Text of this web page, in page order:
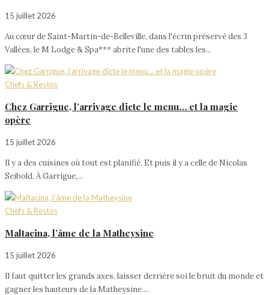
15 juillet 2026
Au cœur de Saint-Martin-de-Belleville, dans l'écrin préservé des 3
Vallées, le M Lodge & Spa*** abrite l'une des tables les...
Chefs & Restos
Chez Garrigue, l’arrivage dicte le menu… et la magie
opère
15 juillet 2026
Il y a des cuisines où tout est planifié. Et puis il y a celle de Nicolas
Seibold. À Garrigue,...
Chefs & Restos
Maltacina, l’âme de la Matheysine
15 juillet 2026
Il faut quitter les grands axes, laisser derrière soi le bruit du monde et
gagner les hauteurs de la Matheysine....